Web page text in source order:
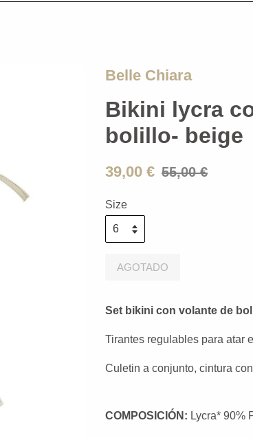
Belle Chiara
Bikini lycra
bolillo- beige
39,00 € 55,00 €
Size
AGOTADO
Set bikini con volante de
Tirantes regulables para atar
Culetin a conjunto, cintura
COMPOSICIÓN: Lycra* 90%